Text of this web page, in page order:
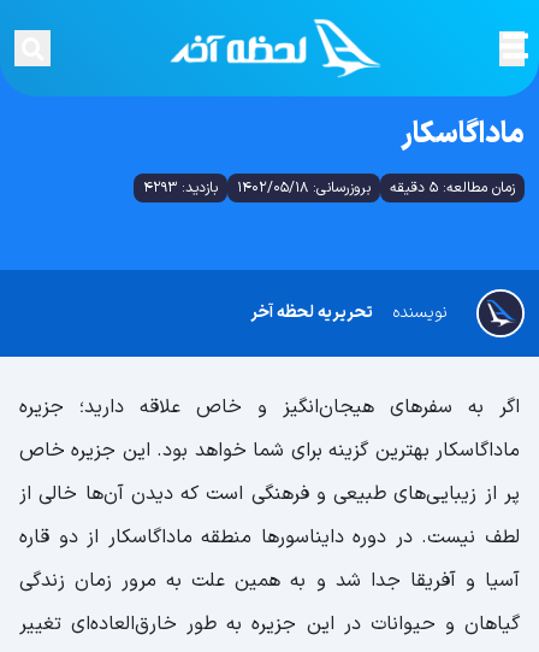
ماداگاسکار
زمان مطالعه: 5 دقیقه بروزرسانی: 1402/05/18 بازدید: 4293
تحریریه لحظه آخر نویسنده
اگر به سفرهای هیجان‌انگیز و خاص علاقه دارید؛ جزیره
ماداگاسکار بهترین گزینه برای شما خواهد بود. این جزیره خاص
پر از زیبایی‌های طبیعی و فرهنگی است که دیدن آن‌ها خالی از
لطف نیست. در دوره دایناسورها منطقه ماداگاسکار از دو قاره
آسیا و آفریقا جدا شد و به همین علت به مرور زمان زندگی
گیاهان و حیوانات در این جزیره به طور خارق‌العاده‌ای تغییر